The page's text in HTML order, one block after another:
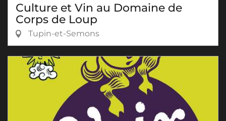
Culture et Vin au Domaine de
Corps de Loup
Tupin-et-Semons